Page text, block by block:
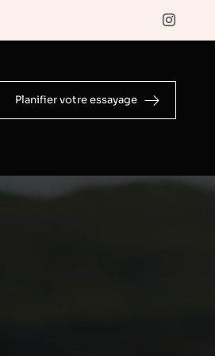
Planifier votre essayage